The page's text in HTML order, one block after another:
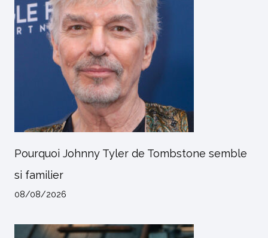
Pourquoi Johnny Tyler de Tombstone semble
si familier
08/08/2026